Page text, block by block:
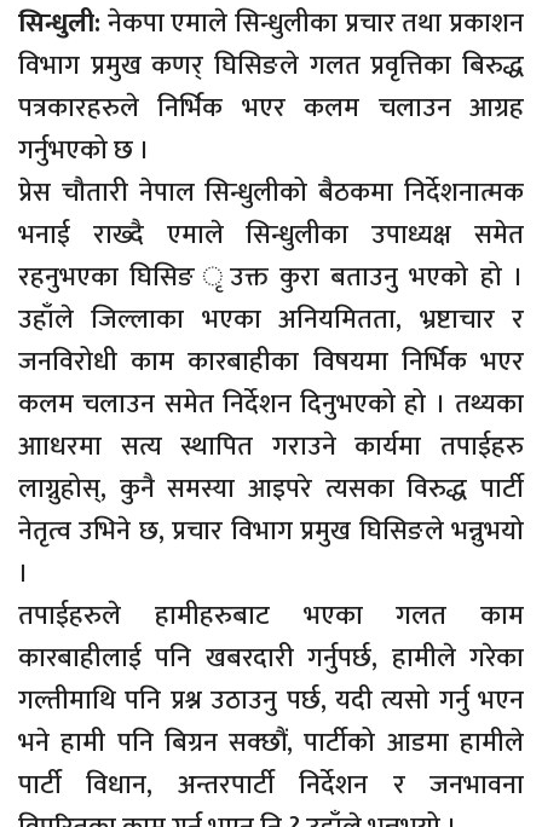
सिन्धुली:नेकपा एमाले सिन्धुलीका प्रचार तथा प्रकाशन
विभाग प्रमुख कणर् घिसिङले गलत प्रवृत्तिका बिरुद्ध
पत्रकारहरुले निर्भिक भएर कलम चलाउन आग्रह
गर्नुभएको छ ।
प्रेस चौतारी नेपाल सिन्धुलीको बैठकमा निर्देशनात्मक
भनाई राख्दै एमाले सिन्धुलीका उपाध्यक्ष समेत
रहनुभएका घिसिङ ृउक्त कुरा बताउनु भएको हो ।
उहाँले जिल्लाका भएका अनियमितता, भ्रष्टाचार र
जनविरोधी काम कारबाहीका विषयमा निर्भिक भएर
कलम चलाउन समेत निर्देशन दिनुभएको हो । तथ्यका
आाधरमा सत्य स्थापित गराउने कार्यमा तपाईहरु
लाग्नुहोस्, कुनै समस्या आइपरे त्यसका विरुद्ध पार्टी
नेतृत्व उभिने छ, प्रचार विभाग प्रमुख घिसिङले भन्नुभयो
।
तपाईहरुले हामीहरुबाट भएका गलत काम
कारबाहीलाई पनि खबरदारी गर्नुपर्छ, हामीले गरेका
गल्तीमाथि पनि प्रश्न उठाउनु पर्छ, यदी त्यसो गर्नु भएन
भने हामी पनि बिग्रन सक्छौं, पार्टीको आडमा हामीले
पार्टी विधान, अन्तरपार्टी निर्देशन र जनभावना